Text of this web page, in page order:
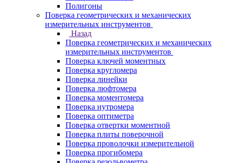
Полигоны
Поверка геометрических и механических
измерительных инструментов
Назад
Поверка геометрических и механических
измерительных инструментов
Поверка ключей моментных
Поверка кругломера
Поверка линейки
Поверка люфтомера
Поверка моментомера
Поверка нутромера
Поверка оптиметра
Поверка отвертки моментной
Поверка плиты поверочной
Поверка проволочки измерительной
Поверка прогибомера